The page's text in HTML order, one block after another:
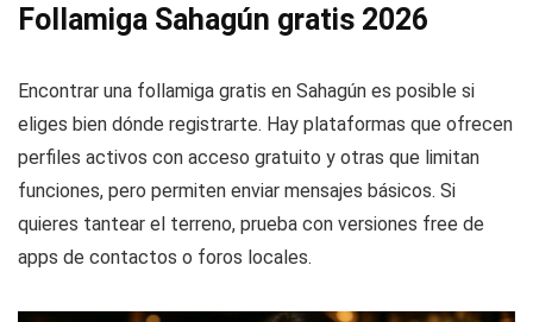
Follamiga Sahagún gratis 2026
Encontrar una follamiga gratis en Sahagún es posible si
eliges bien dónde registrarte. Hay plataformas que ofrecen
perfiles activos con acceso gratuito y otras que limitan
funciones, pero permiten enviar mensajes básicos. Si
quieres tantear el terreno, prueba con versiones free de
apps de contactos o foros locales.